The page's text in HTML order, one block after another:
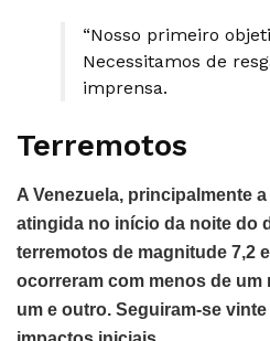
“Nosso primeiro
Necessitamos de
imprensa.
Terremotos
A Venezuela, principalmente
atingida no início da noite do
terremotos de magnitude 7,2
ocorreram com menos de
um e outro. Seguiram-se